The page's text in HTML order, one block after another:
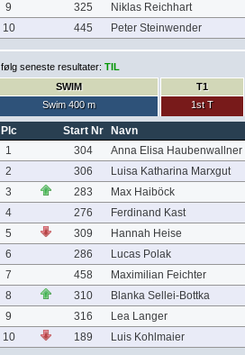
9
325
Niklas Reichhart
10
445 Peter Steinwender
følg seneste resultater: TIL
SWIM
Swim 400 m
T1
1st T
Plc Start Nr
Navn
1
304
Anna Elisa Haubenwallner
2
306
Luisa Katharina Marxgut
3
283
Max Haiböck
4
276
Ferdinand Kast
5
309
Hannah Heise
6
286
Lucas Polak
7
458
Maximilian Feichter
8
310
Blanka Sellei-Bottka
9
316
Lea Langer
10
189 Luis Kohlmaier